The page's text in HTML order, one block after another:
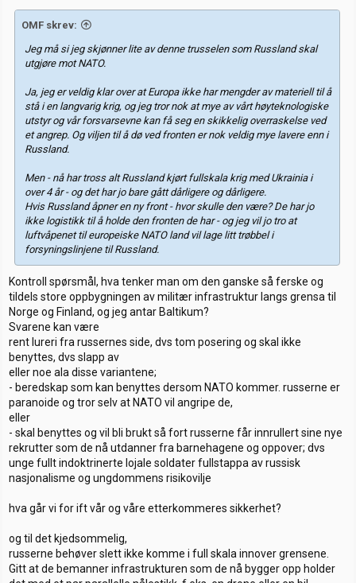
OMF skrev:
Jeg må si jeg skjønner lite av denne trusselen som Russland skal
utgjøre mot NATO.
Ja, jeg er veldig klar over at Europa ikke har mengder av materiell til å
stå i en langvarig krig, og jeg tror nok at mye av vårt høyteknologiske
utstyr og vår forsvarsevne kan få seg en skikkelig overraskelse ved
et angrep. Og viljen til å dø ved fronten er nok veldig mye lavere enn i
Russland.
Men - nå har tross alt Russland kjørt fullskala krig med Ukrainia i
over 4 år - og det har jo bare gått dårligere og dårligere.
Hvis Russland åpner en ny front - hvor skulle den være? De har jo
ikke logistikk til å holde den fronten de har - og jeg vil jo tro at
luftvåpenet til europeiske NATO land vil lage litt trøbbel i
forsyningslinjene til Russland.
Kontroll spørsmål, hva tenker man om den ganske så ferske og
tildels store oppbygningen av militær infrastruktur langs grensa til
Norge og Finland, og jeg antar Baltikum?
Svarene kan være
rent lureri fra russernes side, dvs tom posering og skal ikke
benyttes, dvs slapp av
eller noe ala disse variantene;
- beredskap som kan benyttes dersom NATO kommer. russerne er
paranoide og tror selv at NATO vil angripe de,
eller
- skal benyttes og vil bli brukt så fort russerne får innrullert sine nye
rekrutter som de nå utdanner fra barnehagene og oppover; dvs
unge fullt indoktrinerte lojale soldater fullstappa av russisk
nasjonalisme og ungdommens risikovilje
hva går vi for ift vår og våre etterkommeres sikkerhet?
og til det kjedsommelig,
russerne behøver slett ikke komme i full skala innover grensene.
Gitt at de bemanner infrastrukturen som de nå bygger opp holder